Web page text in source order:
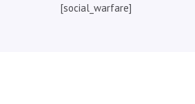
[social_warfare]